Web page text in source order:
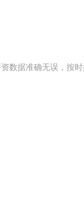
数据准确无误，按